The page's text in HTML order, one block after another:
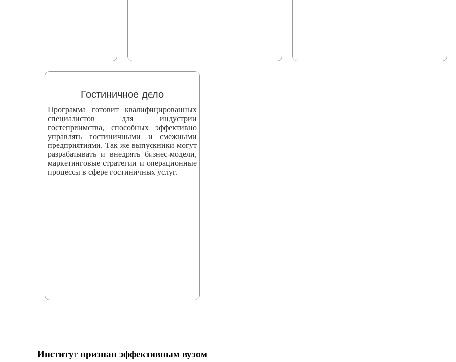
Гостиничное дело
Программа готовит квалифицированных
специалистов для индустрии
гостеприимства, способных эффективно
управлять гостиничными и смежными
предприятиями. Так же выпускники могут
разрабатывать и внедрять бизнес‑модели,
маркетинговые стратегии и операционные
процессы в сфере гостиничных услуг.
Институт признан эффективным вузом